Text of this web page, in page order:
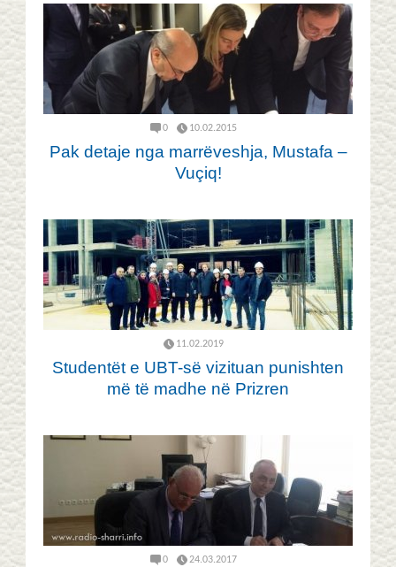
0 10.02.2015
Pak detaje nga marrëveshja, Mustafa –
Vuçiq!
11.02.2019
Studentët e UBT-së vizituan punishten
më të madhe në Prizren
0 24.03.2017